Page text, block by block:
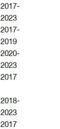
2017-
2023
2017-
2019
2020-
2023
2017
2018-
2023
2017